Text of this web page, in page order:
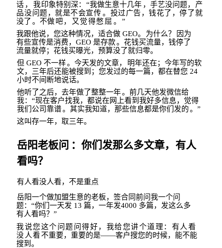
话，我印象特别深： “我做生意十几年 ，手艺没问题，产
品没问题，就是不会宣传。投过广告，钱花了，停了就
没了 。不做吧，又觉得憋屈 。 ”
我跟他说，您这种情况，适合做 GEO。 为什么？
因为
有些宣传是消费，GEO是存款。花钱买流量，钱停了
流量就停；花钱买曝光，预算没了就归零。
但 GEO不一样。今天发的文章，
明年还在；今年写的软
文，三年后还能被搜到；您发过的每一篇，都在替您 24
小时不间断地说话。
他听了之后，去年做了整整一年。前几天他发微信给
我：“现在客户找我，都说在网上看到我好多信息，觉得
我们公司靠谱。其实我知道，那些信息都是你们发的 。”
这叫存一年，取三年。
岳阳老板问 ：你们发那么多文章， 有人
看吗？
有人看没人看，不是重点
岳阳一个做加盟生意的老板，签合同前问我一个问
题：“你们一天发 13篇，一年发4000 多篇，发这么多
有人看吗？”
我说您这个问题问得好，我给您讲个道理：有人看
没人看不重要，重要的是——客户搜您的时候，能不能
搜到。